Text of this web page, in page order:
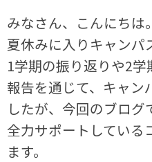
みなさん、こんにちは
夏休みに入りキャンパ
1学期の振り返りや2
報告を通じて、キャン
したが、今回のブロ
全力サポートしている
ます。